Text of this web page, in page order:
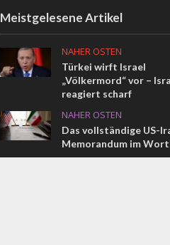
Meistgelesene Artikel
NAHER OSTEN
Türkei wirft Israel
„Völkermord“ vor –
reagiert scharf
NAHER OSTEN
Das vollständige US-
Memorandum im